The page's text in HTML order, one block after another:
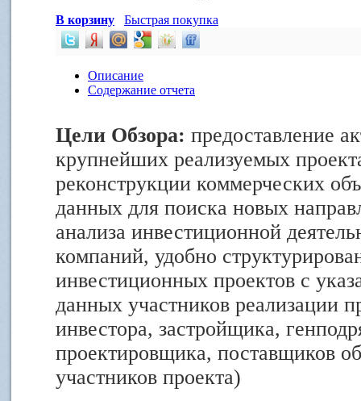
В корзину
Быстрая покупка
Описание
Содержание отчета
Цели Обзора: предоставление
крупнейших реализуемых
реконструкции коммерческих
данных для поиска новых
анализа инвестиционной
компаний, удобно
инвестиционных проектов с
данных участников реализации
инвестора, застройщика,
проектировщика, поставщиков
участников проекта)